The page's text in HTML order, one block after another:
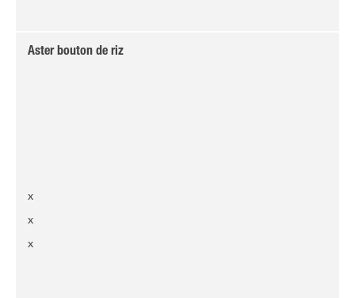
Aster bouton de riz
x
x
x